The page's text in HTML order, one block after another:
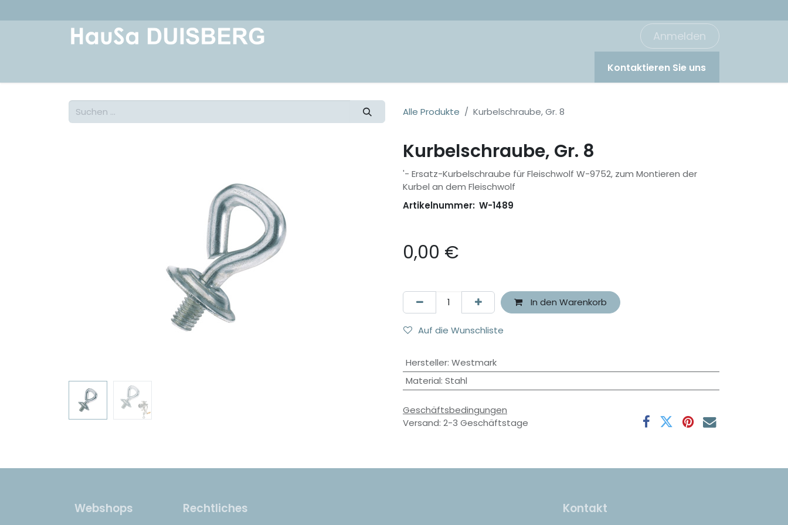
Anmelden
Kontaktieren Sie uns
Alle Produkte Kurbelschraube, Gr. 8
Kurbelschraube, Gr. 8
'- Ersatz-Kurbelschraube für Fleischwolf W-9752, zum Montieren der
Kurbel an dem Fleischwolf
Artikelnummer: W-1489
0,00 €
In den Warenkorb
Auf die Wunschliste
Hersteller: Westmark
Material: Stahl
Geschäftsbedingungen
Versand: 2-3 Geschäftstage
Webshops Rechtliches Kontakt